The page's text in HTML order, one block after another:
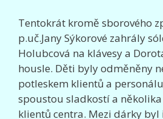
Tentokrát kromě sborového
p.uč.Jany Sýkorové zahrály
Holubcová na klávesy a
housle. Děti byly odměněny
potleskem klientů a
spoustou sladkostí a
klientů centra. Mezi dárky